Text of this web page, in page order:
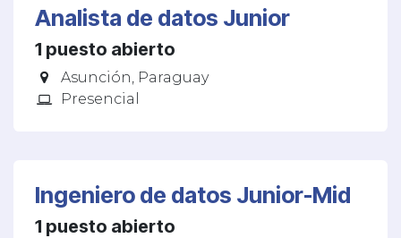
Analista de datos Junior
1 puesto abierto
Asunción, Paraguay
Presencial
Ingeniero de datos Junior-Mid
1 puesto abierto